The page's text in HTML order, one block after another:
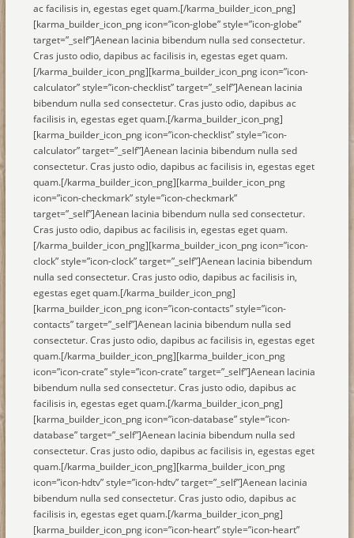
ac facilisis in, egestas eget quam.[/karma_builder_icon_png]
[karma_builder_icon_png icon=”icon-globe” style=”icon-globe”
target=”_self”]Aenean lacinia bibendum nulla sed consectetur.
Cras justo odio, dapibus ac facilisis in, egestas eget quam.
[/karma_builder_icon_png][karma_builder_icon_png icon=”icon-
calculator” style=”icon-checklist” target=”_self”]Aenean lacinia
bibendum nulla sed consectetur. Cras justo odio, dapibus ac
facilisis in, egestas eget quam.[/karma_builder_icon_png]
[karma_builder_icon_png icon=”icon-checklist” style=”icon-
calculator” target=”_self”]Aenean lacinia bibendum nulla sed
consectetur. Cras justo odio, dapibus ac facilisis in, egestas eget
quam.[/karma_builder_icon_png][karma_builder_icon_png
icon=”icon-checkmark” style=”icon-checkmark”
target=”_self”]Aenean lacinia bibendum nulla sed consectetur.
Cras justo odio, dapibus ac facilisis in, egestas eget quam.
[/karma_builder_icon_png][karma_builder_icon_png icon=”icon-
clock” style=”icon-clock” target=”_self”]Aenean lacinia bibendum
nulla sed consectetur. Cras justo odio, dapibus ac facilisis in,
egestas eget quam.[/karma_builder_icon_png]
[karma_builder_icon_png icon=”icon-contacts” style=”icon-
contacts” target=”_self”]Aenean lacinia bibendum nulla sed
consectetur. Cras justo odio, dapibus ac facilisis in, egestas eget
quam.[/karma_builder_icon_png][karma_builder_icon_png
icon=”icon-crate” style=”icon-crate” target=”_self”]Aenean lacinia
bibendum nulla sed consectetur. Cras justo odio, dapibus ac
facilisis in, egestas eget quam.[/karma_builder_icon_png]
[karma_builder_icon_png icon=”icon-database” style=”icon-
database” target=”_self”]Aenean lacinia bibendum nulla sed
consectetur. Cras justo odio, dapibus ac facilisis in, egestas eget
quam.[/karma_builder_icon_png][karma_builder_icon_png
icon=”icon-hdtv” style=”icon-hdtv” target=”_self”]Aenean lacinia
bibendum nulla sed consectetur. Cras justo odio, dapibus ac
facilisis in, egestas eget quam.[/karma_builder_icon_png]
[karma_builder_icon_png icon=”icon-heart” style=”icon-heart”